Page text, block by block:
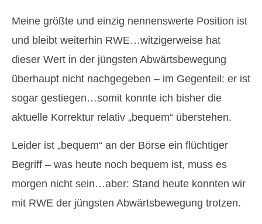
Meine größte und einzig nennenswerte Position ist
und bleibt weiterhin RWE…witzigerweise hat
dieser Wert in der jüngsten Abwärtsbewegung
überhaupt nicht nachgegeben – im Gegenteil: er ist
sogar gestiegen…somit konnte ich bisher die
aktuelle Korrektur relativ „bequem“ überstehen.
Leider ist „bequem“ an der Börse ein flüchtiger
Begriff – was heute noch bequem ist, muss es
morgen nicht sein…aber: Stand heute konnten wir
mit RWE der jüngsten Abwärtsbewegung trotzen.